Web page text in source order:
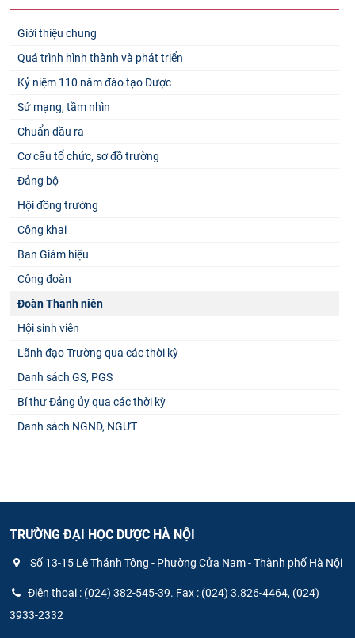
Giới thiệu chung
Quá trình hình thành và phát triển
Kỷ niệm 110 năm đào tạo Dược
Sứ mạng, tầm nhìn
Chuẩn đầu ra
Cơ cấu tổ chức, sơ đồ trường
Đảng bộ
Hội đồng trường
Công khai
Ban Giám hiệu
Công đoàn
Đoàn Thanh niên
Hội sinh viên
Lãnh đạo Trường qua các thời kỳ
Danh sách GS, PGS
Bí thư Đảng ủy qua các thời kỳ
Danh sách NGND, NGƯT
TRƯỜNG ĐẠI HỌC DƯỢC HÀ NỘI
Số 13-15 Lê Thánh Tông - Phường Cửa Nam - Thành phố Hà Nội
Điện thoại : (024) 382-545-39. Fax : (024) 3.826-4464, (024)
3933-2332